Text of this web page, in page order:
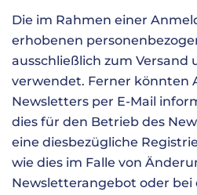
Die im Rahmen einer
erhobenen
ausschließlich zum Versand
verwendet. Ferner könnten
Newsletters per E-Mail
dies für den Betrieb des
eine diesbezügliche
wie dies im Falle von
Newsletterangebot oder bei